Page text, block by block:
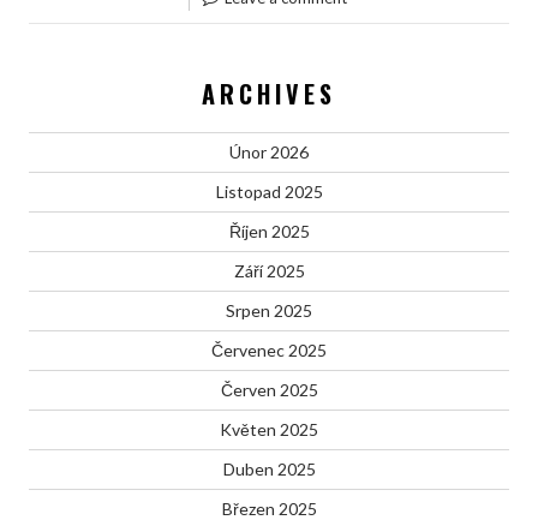
ARCHIVES
Únor 2026
Listopad 2025
Říjen 2025
Září 2025
Srpen 2025
Červenec 2025
Červen 2025
Květen 2025
Duben 2025
Březen 2025